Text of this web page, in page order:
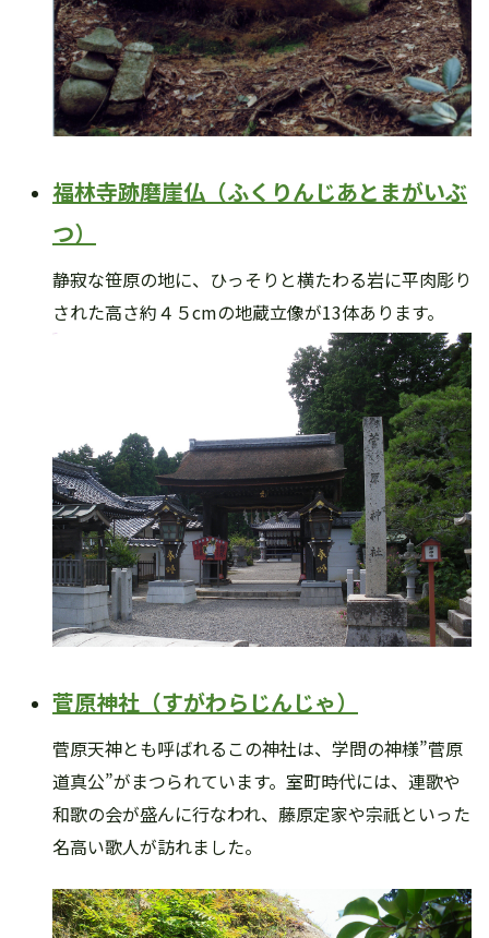
福林寺跡磨崖仏（ふくりんじあとまがいぶ
つ）
静寂な笹原の地に、ひっそりと横たわる岩に平肉彫り
された高さ約４５cmの地蔵立像が13体あります。
菅原神社（すがわらじんじゃ）
菅原天神とも呼ばれるこの神社は、学問の神様”菅原
道真公”がまつられています。室町時代には、連歌や
和歌の会が盛んに行なわれ、藤原定家や宗祇といった
名高い歌人が訪れました。